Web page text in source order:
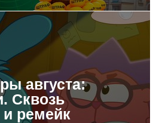
августа:
Сквозь
ремейк